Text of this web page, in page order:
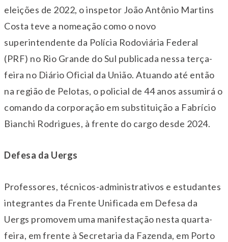
eleições de 2022, o inspetor João Antônio Martins
Costa teve a nomeação como o novo
superintendente da Polícia Rodoviária Federal
(PRF) no Rio Grande do Sul publicada nessa terça-
feira no Diário Oficial da União. Atuando até então
na região de Pelotas, o policial de 44 anos assumirá o
comando da corporação em substituição a Fabrício
Bianchi Rodrigues, à frente do cargo desde 2024.
Defesa da Uergs
Professores, técnicos-administrativos e estudantes
integrantes da Frente Unificada em Defesa da
Uergs promovem uma manifestação nesta quarta-
feira, em frente à Secretaria da Fazenda, em Porto